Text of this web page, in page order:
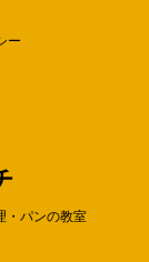
ー
・パンの教室